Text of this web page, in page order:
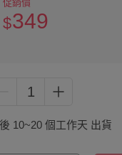
促銷價
$349
1
10~20 個工作天 出貨